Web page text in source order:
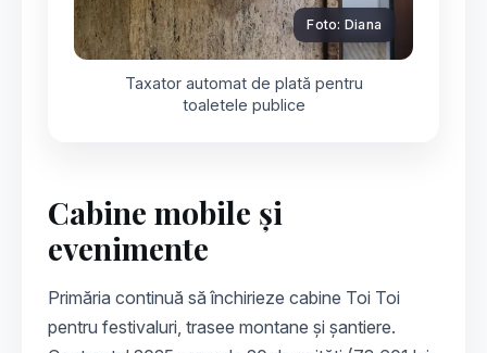
Foto: Diana
Taxator automat de plată pentru
toaletele publice
Cabine mobile și
evenimente
Primăria continuă să închirieze cabine Toi Toi
pentru festivaluri, trasee montane și șantiere.